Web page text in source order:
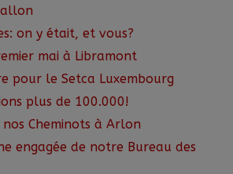
on y était, et vous?
mai à Libramont
pour le Setca Luxembourg
plus de 100.000!
Cheminots à Arlon
engagée de notre Bureau des